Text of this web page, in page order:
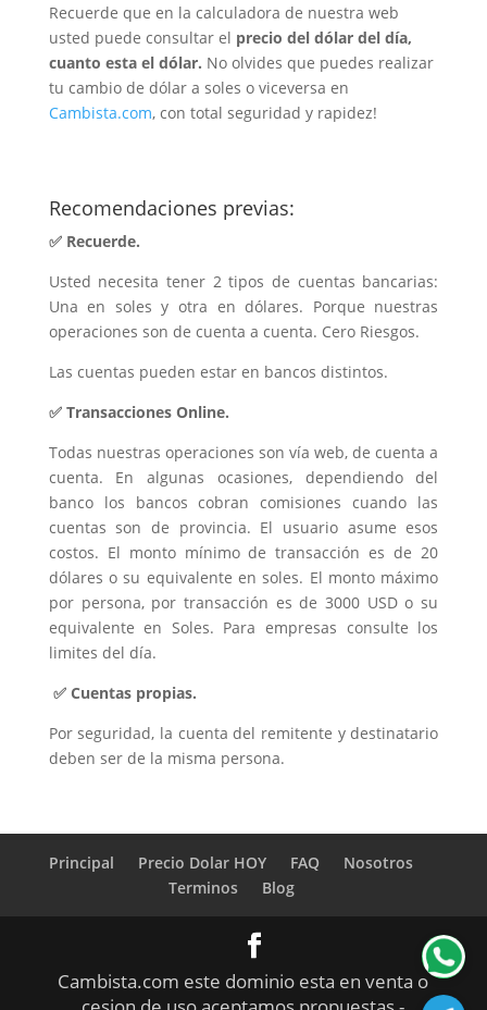
Recuerde que en la calculadora de nuestra web
usted puede consultar el precio del dólar del día,
cuanto esta el dólar. No olvides que puedes realizar
tu cambio de dólar a soles o viceversa en
Cambista.com, con total seguridad y rapidez!
Recomendaciones previas:
✅ Recuerde.
Usted necesita tener 2 tipos de cuentas bancarias:
Una en soles y otra en dólares. Porque nuestras
operaciones son de cuenta a cuenta. Cero Riesgos.
Las cuentas pueden estar en bancos distintos.
✅ Transacciones Online.
Todas nuestras operaciones son vía web, de cuenta a
cuenta. En algunas ocasiones, dependiendo del
banco los bancos cobran comisiones cuando las
cuentas son de provincia. El usuario asume esos
costos. El monto mínimo de transacción es de 20
dólares o su equivalente en soles. El monto máximo
por persona, por transacción es de 3000 USD o su
equivalente en Soles. Para empresas consulte los
limites del día.
✅ Cuentas propias.
Por seguridad, la cuenta del remitente y destinatario
deben ser de la misma persona.
Principal Precio Dolar HOY FAQ
Nosotros
Terminos
Blog
Cambista.com este dominio esta en venta o